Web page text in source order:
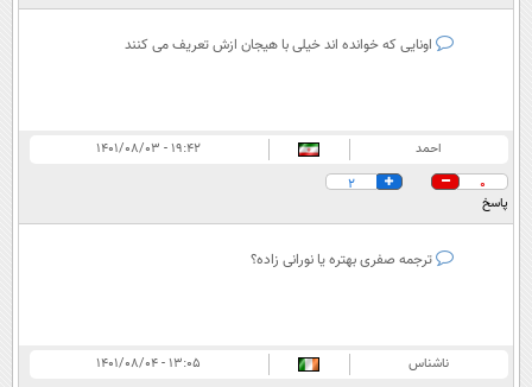
اونایی که خوانده اند خیلی با هیجان ازش تعریف می کنند
احمد
۱۹:۴۲ - ۱۴۰۱/۰۸/۰۳
0
2
پاسخ
ترجمه صفری بهتره یا نورانی زاده؟
ناشناس
۱۳:۰۵ - ۱۴۰۱/۰۸/۰۴